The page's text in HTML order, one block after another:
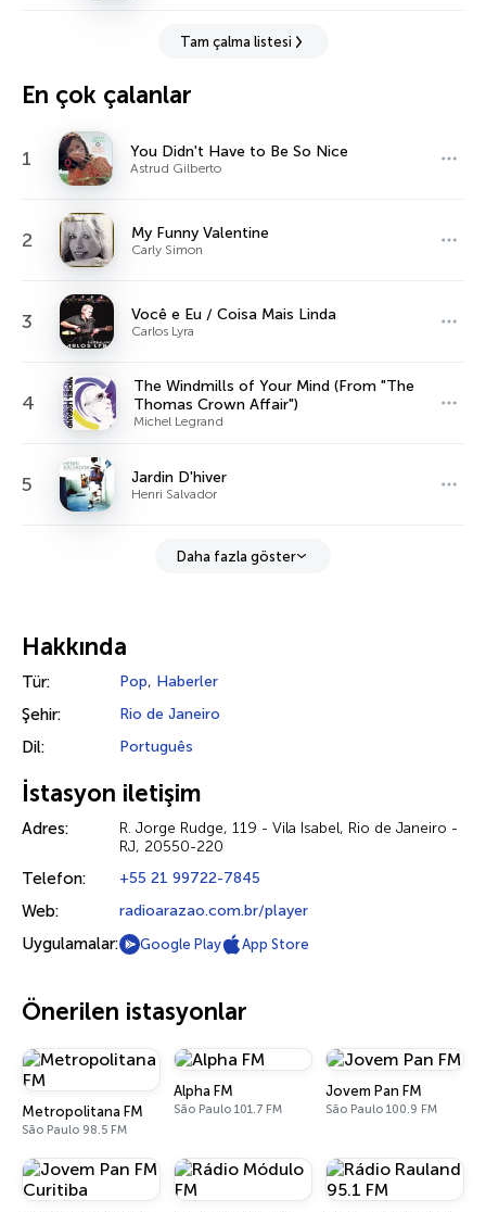
Tam çalma listesi
En çok çalanlar
1 You Didn't Have to Be So Nice
Astrud Gilberto
2 My Funny Valentine
Carly Simon
3 Você e Eu / Coisa Mais Linda
Carlos Lyra
4
The Windmills of Your Mind (From "The
Thomas Crown Affair")
Michel Legrand
5 Jardin D'hiver
Henri Salvador
Daha fazla göster
Hakkında
Tür: Pop, Haberler
Şehir: Rio de Janeiro
Dil: Português
İstasyon iletişim
Adres:
R. Jorge Rudge, 119 - Vila Isabel, Rio de Janeiro -
RJ, 20550-220
Telefon: +55 21 99722-7845
Web: radioarazao.com.br/player
Uygulamalar: Google Play App Store
Önerilen istasyonlar
Metropolitana FM
São Paulo 98.5 FM
Alpha FM
São Paulo 101.7 FM
Jovem Pan FM
São Paulo 100.9 FM